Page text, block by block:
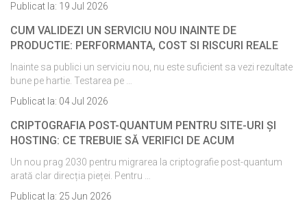
Publicat la: 19 Jul 2026
CUM VALIDEZI UN SERVICIU NOU INAINTE DE
PRODUCTIE: PERFORMANTA, COST SI RISCURI REALE
Inainte sa publici un serviciu nou, nu este suficient sa vezi rezultate
bune pe hartie. Testarea pe …
Publicat la: 04 Jul 2026
CRIPTOGRAFIA POST-QUANTUM PENTRU SITE-URI ȘI
HOSTING: CE TREBUIE SĂ VERIFICI DE ACUM
Un nou prag 2030 pentru migrarea la criptografie post-quantum
arată clar direcția pieței. Pentru …
Publicat la: 25 Jun 2026